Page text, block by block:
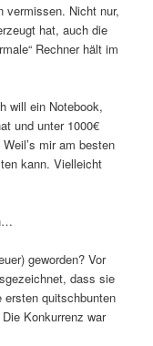
vermissen. Nicht nur,
hat, auch die
Rechner hält im
will ein Notebook,
und unter 1000€
mir am besten
kann. Vielleicht
geworden? Vor
dass sie
ersten quitschbunten
Konkurrenz war